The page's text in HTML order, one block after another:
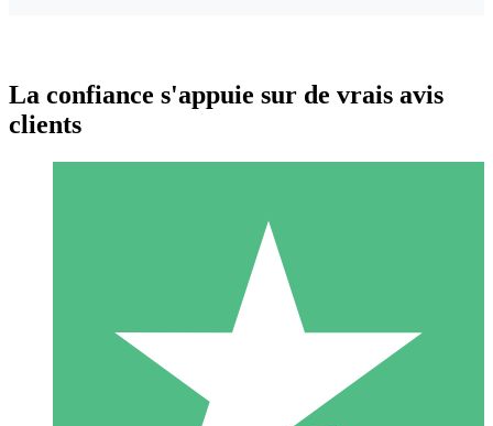
Packs de Crédits Individuels
Payez à l'utilisation avec des crédits de téléchargement. Sans
1 Téléchargement
La confiance s'appuie sur de vrais avis
clients